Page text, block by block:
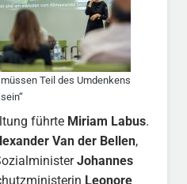
Teil des Umdenkens
sein“
führte Miriam Labus.
Van der Bellen,
Johannes
Leonore